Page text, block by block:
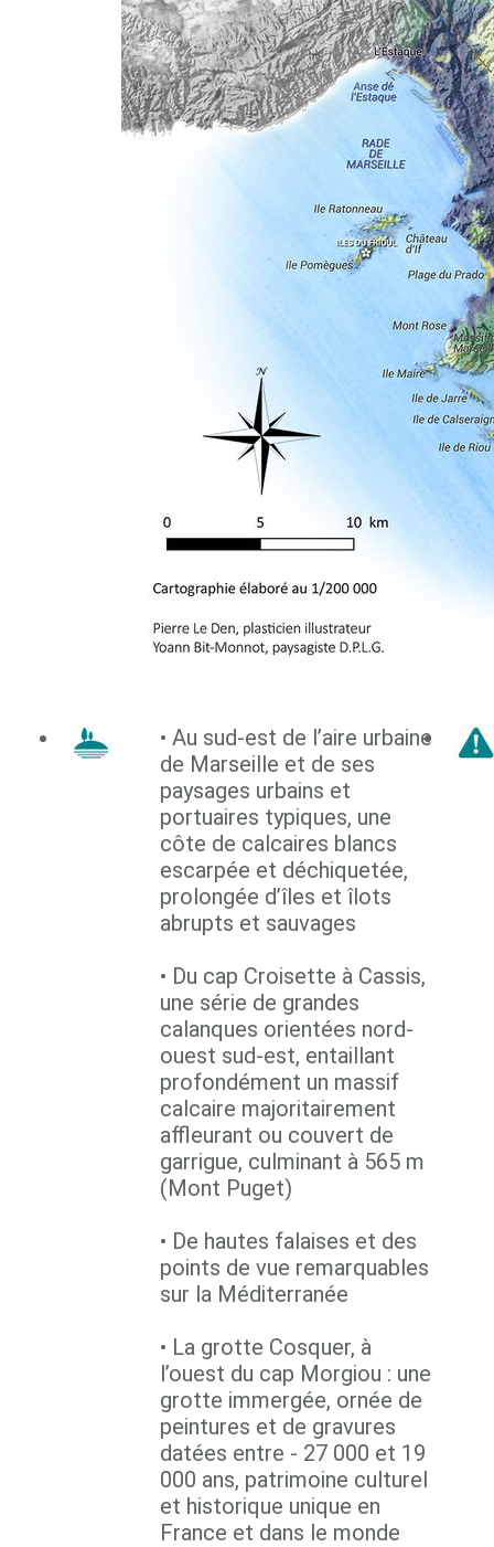
• Au sud-est de l’aire urbaine
de Marseille et de ses
paysages urbains et
portuaires typiques, une
côte de calcaires blancs
escarpée et déchiquetée,
prolongée d’îles et îlots
abrupts et sauvages
• Du cap Croisette à Cassis,
une série de grandes
calanques orientées nord-
ouest sud-est, entaillant
profondément un massif
calcaire majoritairement
affleurant ou couvert de
garrigue, culminant à 565 m
(Mont Puget)
• De hautes falaises et des
points de vue remarquables
sur la Méditerranée
• La grotte Cosquer, à
l’ouest du cap Morgiou : une
grotte immergée, ornée de
peintures et de gravures
datées entre - 27 000 et 19
000 ans, patrimoine culturel
et historique unique en
France et dans le monde